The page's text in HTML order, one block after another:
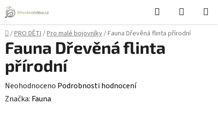
Přejít
na
obsah
Hledat
KOŠÍK
Domů
/PRO DĚTI/Pro malé bojovníky/Fauna Dřevěná flinta přírodní
Fauna Dřevěná flinta
přírodní
Průměrné
hodnocení
Neohodnoceno Podrobnosti hodnocení
Značka: Fauna